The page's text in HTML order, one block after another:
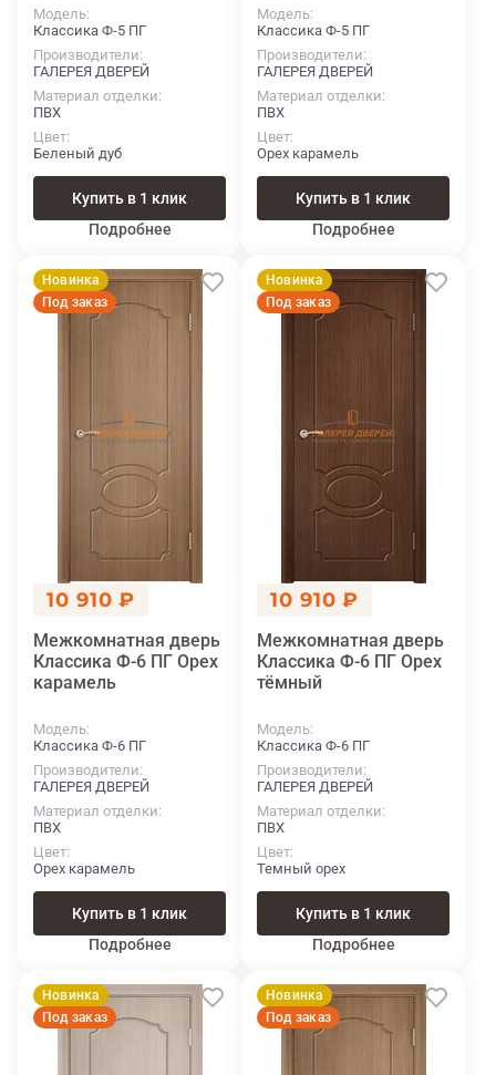
Модель
Классика Ф-5 ПГ
Производители
ГАЛЕРЕЯ ДВЕРЕЙ
Материал отделки
ПВХ
Цвет
Беленый дуб
Купить в 1 клик
Подробнее
Модель
Классика Ф-5 ПГ
Производители
ГАЛЕРЕЯ ДВЕРЕЙ
Материал отделки
ПВХ
Цвет
Орех карамель
Купить в 1 клик
Подробнее
Новинка
Под заказ
10 910 ₽
Межкомнатная дверь
Классика Ф-6 ПГ Орех
карамель
Модель
Классика Ф-6 ПГ
Производители
ГАЛЕРЕЯ ДВЕРЕЙ
Материал отделки
ПВХ
Цвет
Орех карамель
Купить в 1 клик
Подробнее
Новинка
Под заказ
10 910 ₽
Межкомнатная дверь
Классика Ф-6 ПГ Орех
тёмный
Модель
Классика Ф-6 ПГ
Производители
ГАЛЕРЕЯ ДВЕРЕЙ
Материал отделки
ПВХ
Цвет
Темный орех
Купить в 1 клик
Подробнее
Новинка
Под заказ
Новинка
Под заказ